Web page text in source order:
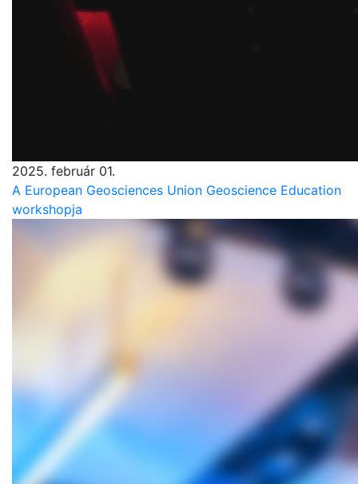
2025. február 01.
A European Geosciences Union Geoscience Education
workshopja